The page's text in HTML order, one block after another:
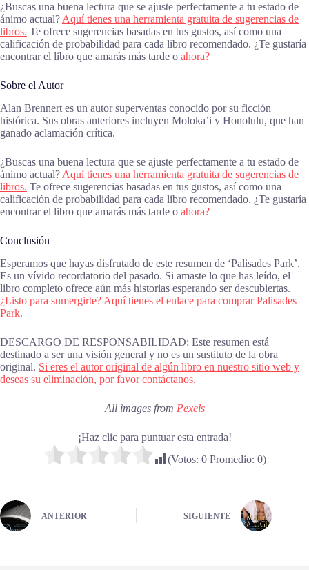
¿Buscas una buena lectura que se ajuste perfectamente a tu estado de
ánimo actual? Aquí tienes una herramienta gratuita de sugerencias de
libros. Te ofrece sugerencias basadas en tus gustos, así como una
calificación de probabilidad para cada libro recomendado. ¿Te gustaría
encontrar el libro que amarás más tarde o ahora?
Sobre el Autor
Alan Brennert es un autor superventas conocido por su ficción
histórica. Sus obras anteriores incluyen Moloka’i y Honolulu, que han
ganado aclamación crítica.
¿Buscas una buena lectura que se ajuste perfectamente a tu estado de
ánimo actual? Aquí tienes una herramienta gratuita de sugerencias de
libros. Te ofrece sugerencias basadas en tus gustos, así como una
calificación de probabilidad para cada libro recomendado. ¿Te gustaría
encontrar el libro que amarás más tarde o ahora?
Conclusión
Esperamos que hayas disfrutado de este resumen de ‘Palisades Park’.
Es un vívido recordatorio del pasado. Si amaste lo que has leído, el
libro completo ofrece aún más historias esperando ser descubiertas.
¿Listo para sumergirte? Aquí tienes el enlace para comprar Palisades
Park.
DESCARGO DE RESPONSABILIDAD: Este resumen está
destinado a ser una visión general y no es un sustituto de la obra
original. Si eres el autor original de algún libro en nuestro sitio web y
deseas su eliminación, por favor contáctanos.
All images from Pexels
¡Haz clic para puntuar esta entrada!
(Votos: 0Promedio: 0)
ANTERIOR SIGUIENTE